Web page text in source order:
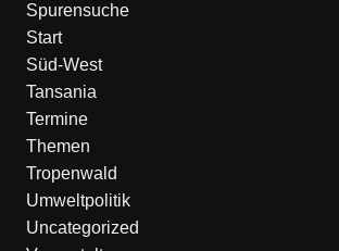
Spurensuche
Start
Süd-West
Tansania
Termine
Themen
Tropenwald
Umweltpolitik
Uncategorized